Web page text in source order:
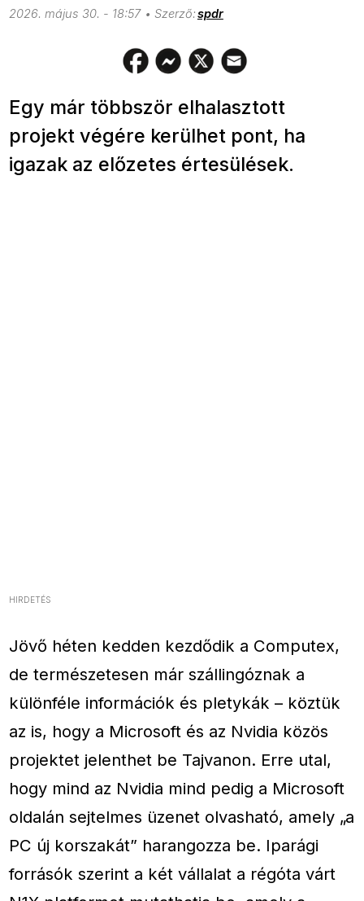
2026. május 30. - 18:57 spdr
Egy már többször elhalasztott
projekt végére kerülhet pont, ha
igazak az előzetes értesülések.
HIRDETÉS
Jövő héten kedden kezdődik a Computex,
de természetesen már szállingóznak a
különféle információk és pletykák – köztük
az is, hogy a Microsoft és az Nvidia közös
projektet jelenthet be Tajvanon. Erre utal,
hogy mind az Nvidia mind pedig a Microsoft
oldalán sejtelmes üzenet olvasható, amely „a
PC új korszakát” harangozza be. Iparági
forrásók szerint a két vállalat a régóta várt